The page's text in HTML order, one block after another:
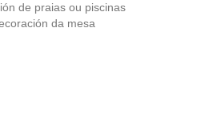
de praias ou piscinas
da mesa